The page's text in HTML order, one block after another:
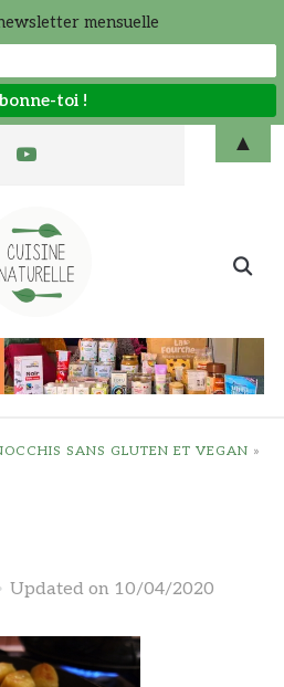
youtube
Search
SANS GLUTEN ET VEGAN »
Updated on 10/04/2020
mensuelle
▲